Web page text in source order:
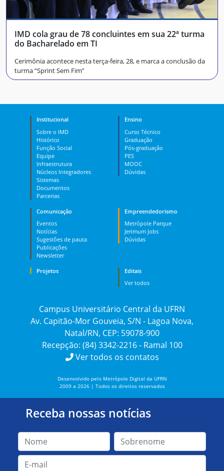
IMD cola grau de 78 concluintes em sua 22ª turma
do Bacharelado em TI
Cerimônia acontece nesta terça-feira, 28, e marca a conclusão da
turma “Sprint Sem Fim”
Institucional
Sobre o IMD
Histórico
Função Social
Equipe
Infraestrutura
Núcleos Integradores
Sistemas
Documentos
Parcerias
Ensino
Curso Técnico
Graduação
Pós-graduação
PES
MOOC
Dúvidas
Comunicação
Eventos
Notícias
Sugestões de pauta
Publicações
Newsletter
Empreendedorismo
Metrópole Parque
Jerimum Jobs
Dúvidas
Projetos
Editais
Ver todos
Campus Universitário Central da UFRN
Av. Capitão-Mor Gouveia, S/N - Lagoa Nova,
Natal/RN, CEP: 59078-900
Recepção: (84) 3342-2216 - Ramal 100
Ver todos os contatos
Desenvolvido pelo Metrópole Digital da UFRN
2009 a 2026 | Todos os direitos reservados
Receba nossas notícias